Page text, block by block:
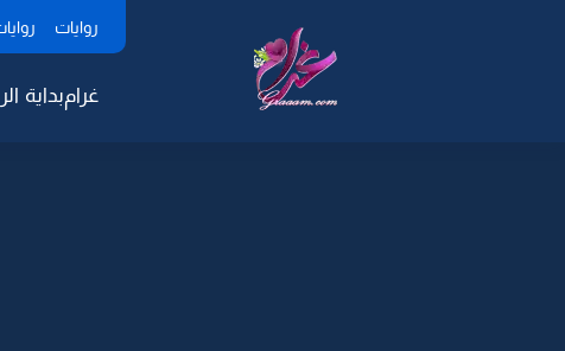
روايات
غرامبداية